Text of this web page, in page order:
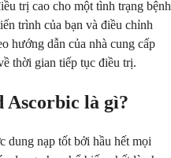
trị cao cho một tình trạng bệnh
trình của bạn và điều chỉnh
hướng dẫn của nhà cung cấp
thời gian tiếp tục điều trị.
Ascorbic là gì?
dung nạp tốt bởi hầu hết mọi